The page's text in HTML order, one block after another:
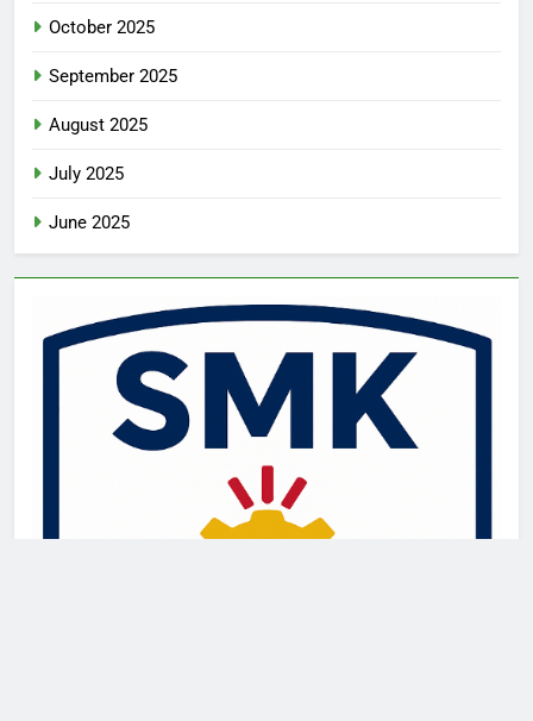
October 2025
September 2025
August 2025
July 2025
June 2025